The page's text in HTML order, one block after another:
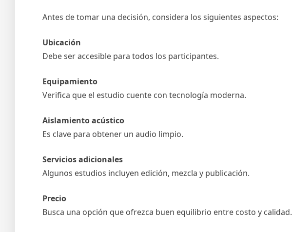
Antes de tomar una decisión, considera los siguientes aspectos:
Ubicación
Debe ser accesible para todos los participantes.
Equipamiento
Verifica que el estudio cuente con tecnología moderna.
Aislamiento acústico
Es clave para obtener un audio limpio.
Servicios adicionales
Algunos estudios incluyen edición, mezcla y publicación.
Precio
Busca una opción que ofrezca buen equilibrio entre costo y calidad.